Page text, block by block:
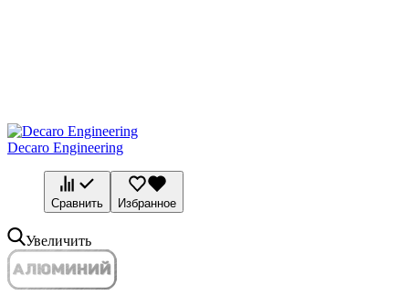
Decaro Engineering
Сравнить Избранное
Увеличить